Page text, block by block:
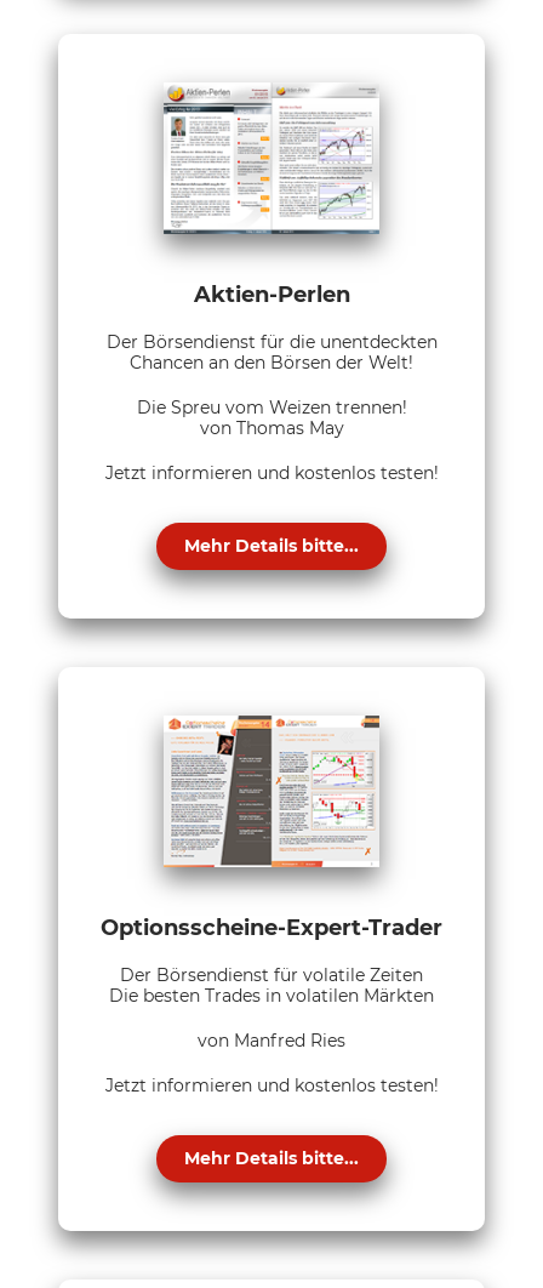
Aktien-Perlen
Der Börsendienst für die unentdeckten
Chancen an den Börsen der Welt!
Die Spreu vom Weizen trennen!
von Thomas May
Jetzt informieren und kostenlos testen!
Mehr Details bitte...
Optionsscheine-Expert-Trader
Der Börsendienst für volatile Zeiten
Die besten Trades in volatilen Märkten
von Manfred Ries
Jetzt informieren und kostenlos testen!
Mehr Details bitte...